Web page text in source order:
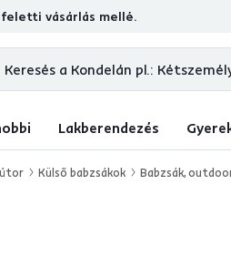
vásárlás mellé.
termékértékelések
Lakberendezés
Külső babzsákok Babzsák,